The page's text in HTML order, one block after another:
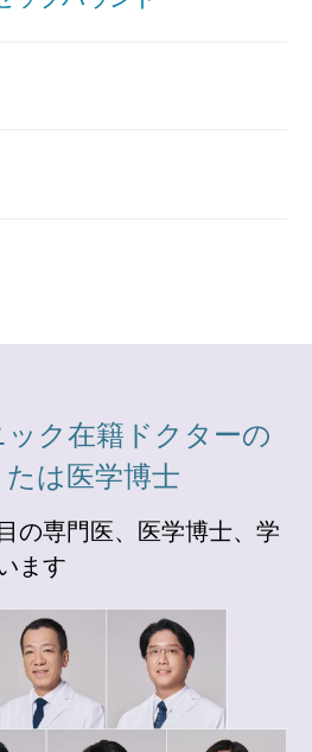
ク在籍ドクターの
は医学博士
の専門医、医学博士、学
ます